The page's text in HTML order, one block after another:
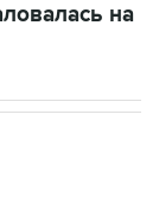
на